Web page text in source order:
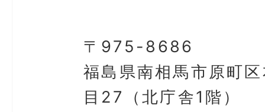
〒975-8686
福島県南相馬市原町
目27（北庁舎1階）